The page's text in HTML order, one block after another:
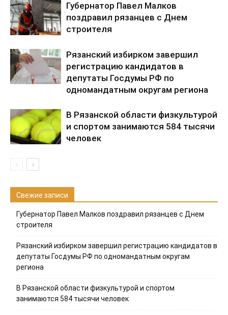
Губернатор Павел Малков
поздравил рязанцев с Днем
строителя
Рязанский избирком завершил
регистрацию кандидатов в
депутаты Госдумы РФ по
одномандатным округам региона
В Рязанской области физкультурой
и спортом занимаются 584 тысячи
человек
Свежие записи
Губернатор Павел Малков поздравил рязанцев с Днем
строителя
Рязанский избирком завершил регистрацию кандидатов в
депутаты Госдумы РФ по одномандатным округам
региона
В Рязанской области физкультурой и спортом
занимаются 584 тысячи человек